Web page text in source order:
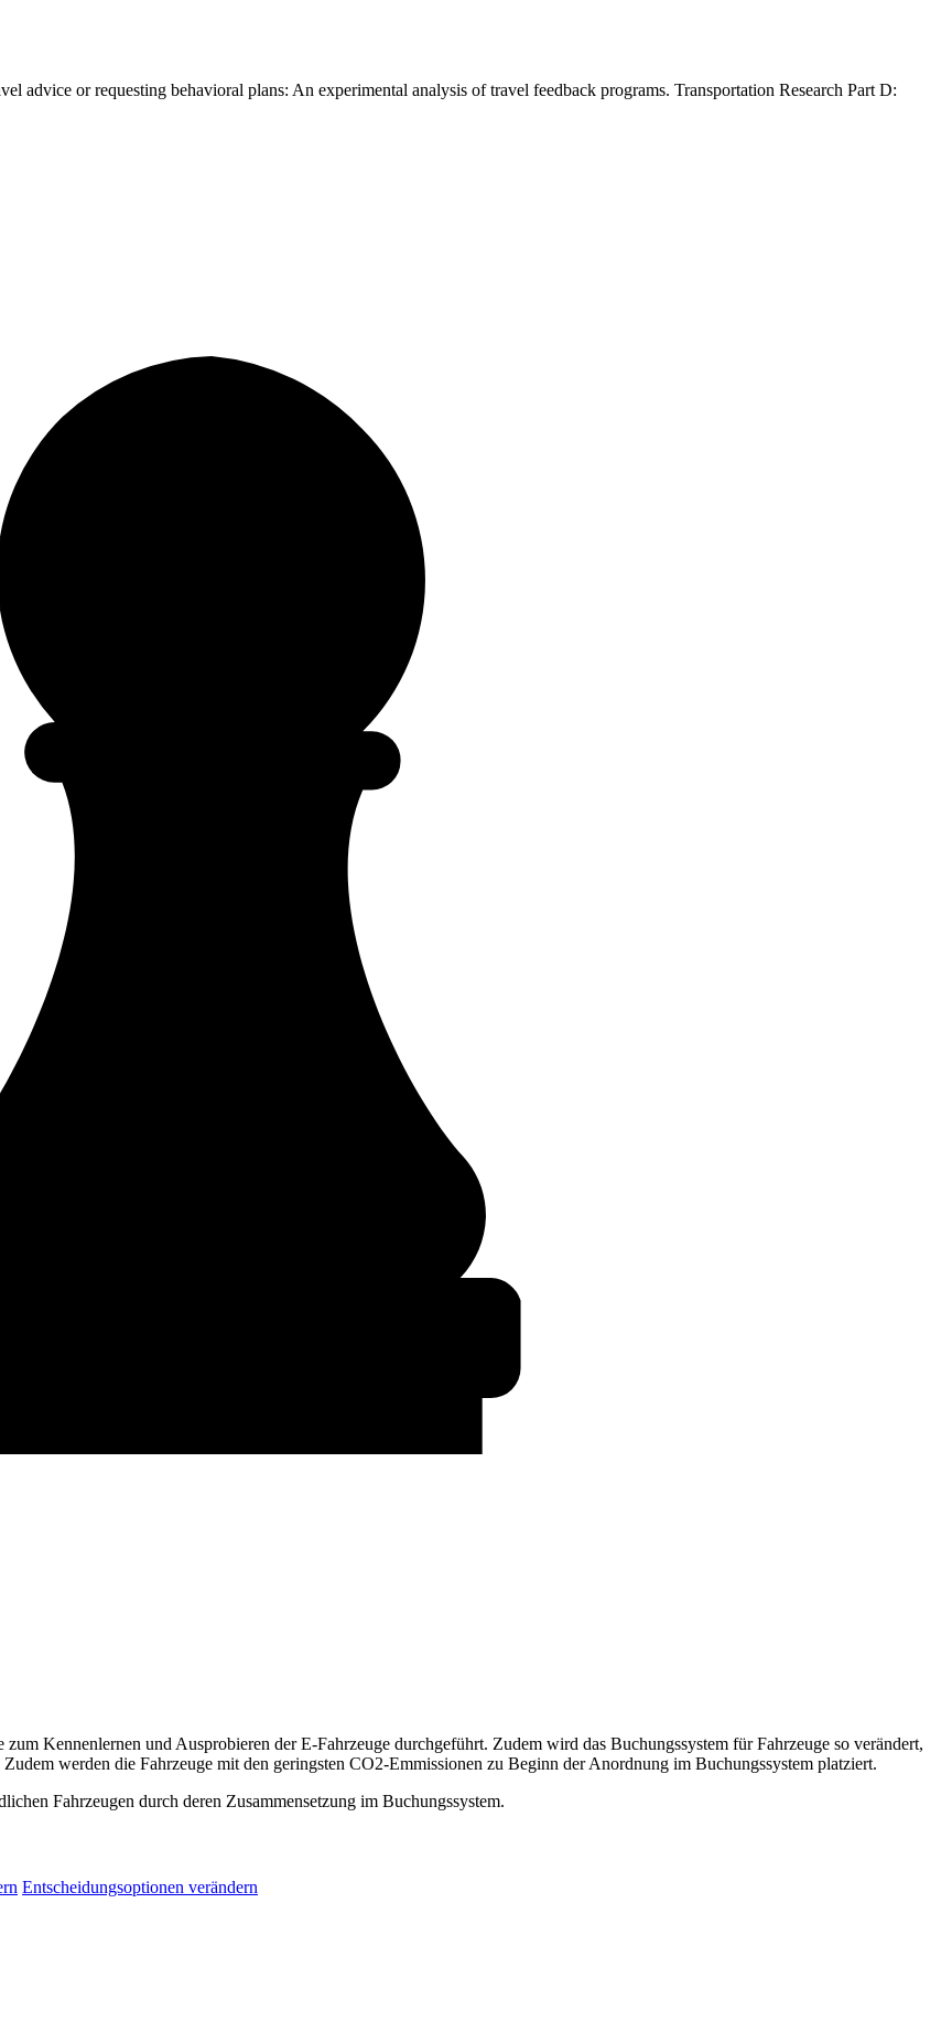
or requesting behavioral plans: An experimental analysis of travel feedback programs. Transportation Research Part D:
Kennenlernen und Ausprobieren der E-Fahrzeuge durchgeführt. Zudem wird das Buchungssystem für Fahrzeuge so verändert,
werden die Fahrzeuge mit den geringsten CO2-Emmissionen zu Beginn der Anordnung im Buchungssystem platziert.
Fahrzeugen durch deren Zusammensetzung im Buchungssystem.
Entscheidungsoptionen verändern